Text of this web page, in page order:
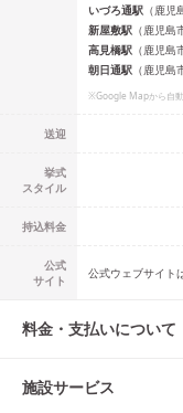
いづろ通駅 （鹿児
新屋敷駅 （鹿児島
高見橋駅 （鹿児島
朝日通駅 （鹿児島
※Google Mapから自動
送迎
挙式
スタイル
持込料金
公式
サイト
公式ウェブサイト
料金・支払いについて
施設サービス